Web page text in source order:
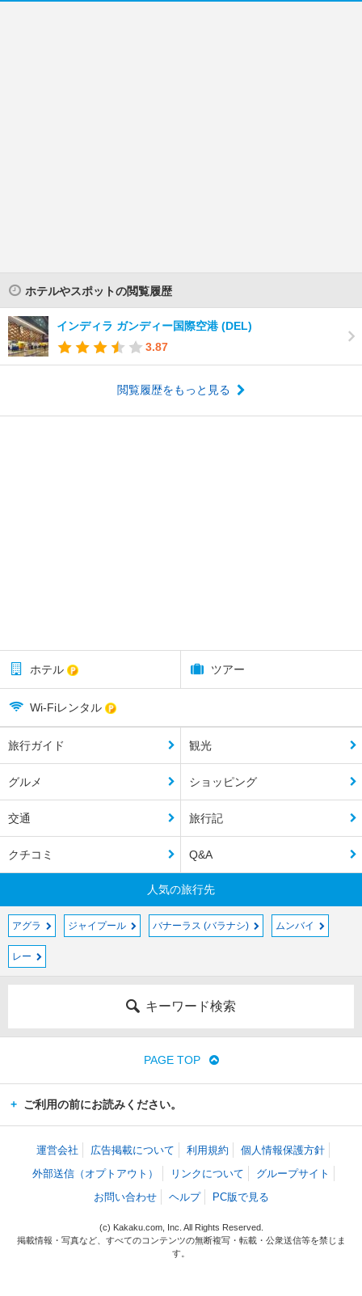
ホテルやスポットの閲覧履歴
インディラ ガンディー国際空港 (DEL)
3.87
閲覧履歴をもっと見る
ホテル ツアー
Wi-Fiレンタル
旅行ガイド 観光
グルメ ショッピング
交通 旅行記
クチコミ Q&A
人気の旅行先
アグラ ジャイプール バナーラス (バラナシ) ムンバイ
レー
キーワード検索
PAGE TOP
ご利用の前にお読みください。
運営会社 広告掲載について 利用規約
個人情報保護方針
外部送信（オプトアウト）
リンクについて
グループサイト
お問い合わせ
ヘルプ PC版で見る
(c) Kakaku.com, Inc. All Rights Reserved.
掲載情報・写真など、すべてのコンテンツの無断複写・転載・公衆送信等を禁じま
す。